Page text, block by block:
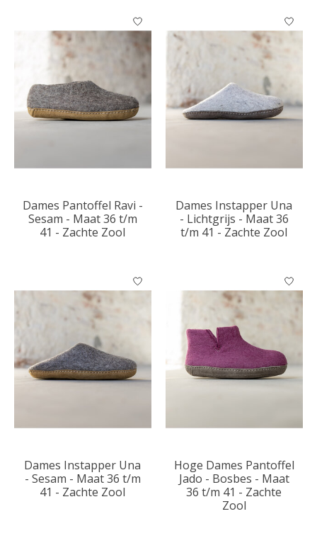
Dames Pantoffel Ravi -
Sesam - Maat 36 t/m
41 - Zachte Zool
Dames Instapper Una
- Lichtgrijs - Maat 36
t/m 41 - Zachte Zool
Dames Instapper Una
- Sesam - Maat 36 t/m
41 - Zachte Zool
Hoge Dames Pantoffel
Jado - Bosbes - Maat
36 t/m 41 - Zachte
Zool